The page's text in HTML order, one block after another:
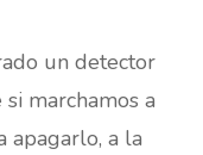
un detector
marchamos a
apagarlo, a la